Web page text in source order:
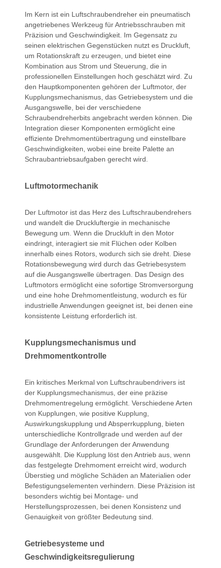
Im Kern ist ein Luftschraubendreher ein pneumatisch
angetriebenes Werkzeug für Antriebsschrauben mit
Präzision und Geschwindigkeit. Im Gegensatz zu
seinen elektrischen Gegenstücken nutzt es Druckluft,
um Rotationskraft zu erzeugen, und bietet eine
Kombination aus Strom und Steuerung, die in
professionellen Einstellungen hoch geschätzt wird. Zu
den Hauptkomponenten gehören der Luftmotor, der
Kupplungsmechanismus, das Getriebesystem und die
Ausgangswelle, bei der verschiedene
Schraubendreherbits angebracht werden können. Die
Integration dieser Komponenten ermöglicht eine
effiziente Drehmomentübertragung und einstellbare
Geschwindigkeiten, wobei eine breite Palette an
Schraubantriebsaufgaben gerecht wird.
Luftmotormechanik
Der Luftmotor ist das Herz des Luftschraubendrehers
und wandelt die Druckluftergie in mechanische
Bewegung um. Wenn die Druckluft in den Motor
eindringt, interagiert sie mit Flüchen oder Kolben
innerhalb eines Rotors, wodurch sich sie dreht. Diese
Rotationsbewegung wird durch das Getriebesystem
auf die Ausgangswelle übertragen. Das Design des
Luftmotors ermöglicht eine sofortige Stromversorgung
und eine hohe Drehmomentleistung, wodurch es für
industrielle Anwendungen geeignet ist, bei denen eine
konsistente Leistung erforderlich ist.
Kupplungsmechanismus und
Drehmomentkontrolle
Ein kritisches Merkmal von Luftschraubendrivers ist
der Kupplungsmechanismus, der eine präzise
Drehmomentregelung ermöglicht. Verschiedene Arten
von Kupplungen, wie positive Kupplung,
Auswirkungskupplung und Absperrkupplung, bieten
unterschiedliche Kontrollgrade und werden auf der
Grundlage der Anforderungen der Anwendung
ausgewählt. Die Kupplung löst den Antrieb aus, wenn
das festgelegte Drehmoment erreicht wird, wodurch
Überstieg und mögliche Schäden an Materialien oder
Befestigungselementen verhindern. Diese Präzision ist
besonders wichtig bei Montage- und
Herstellungsprozessen, bei denen Konsistenz und
Genauigkeit von größter Bedeutung sind.
Getriebesysteme und
Geschwindigkeitsregulierung